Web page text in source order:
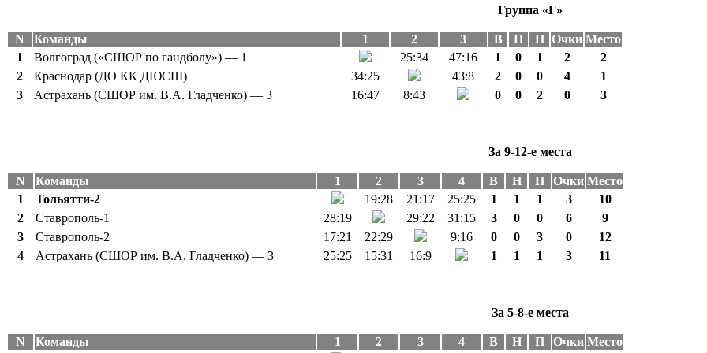
Группа «Г»
N Команды 1 2 3 В Н П Очки Место
1
Волгоград («СШОР по гандболу») — 1 25:34 47:16 1 0 1 2
2
2
Краснодар (ДО КК ДЮСШ) 34:25 43:8 2 0 0 4
1
3
Астрахань (СШОР им. В.А. Гладченко) — 3 16:47 8:43 0 0 2 0 3
За 9-12-е места
N Команды 1 2 3 4 В Н П Очки Место
1
Тольятти-2 19:28 21:17 25:25 1 1 1 3
10
2
Ставрополь-1 28:19 29:22 31:15 3 0 0 6
9
3
Ставрополь-2 17:21 22:29 9:16 0 0 3 0
12
4
Астрахань (СШОР им. В.А. Гладченко) — 3 25:25 15:31 16:9 1 1 1 3 11
За 5-8-е места
N Команды 1 2 3 4 В Н П Очки Место